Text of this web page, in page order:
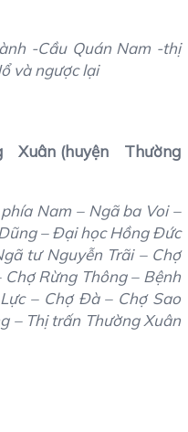
-Cầu Quán Nam -thị
và ngược lại
Xuân (huyện Thường
Nam – Ngã ba Voi –
– Đại học Hồng Đức
tư Nguyễn Trãi – Chợ
Rừng Thông – Bệnh
– Chợ Đà – Chợ Sao
– Thị trấn Thường Xuân